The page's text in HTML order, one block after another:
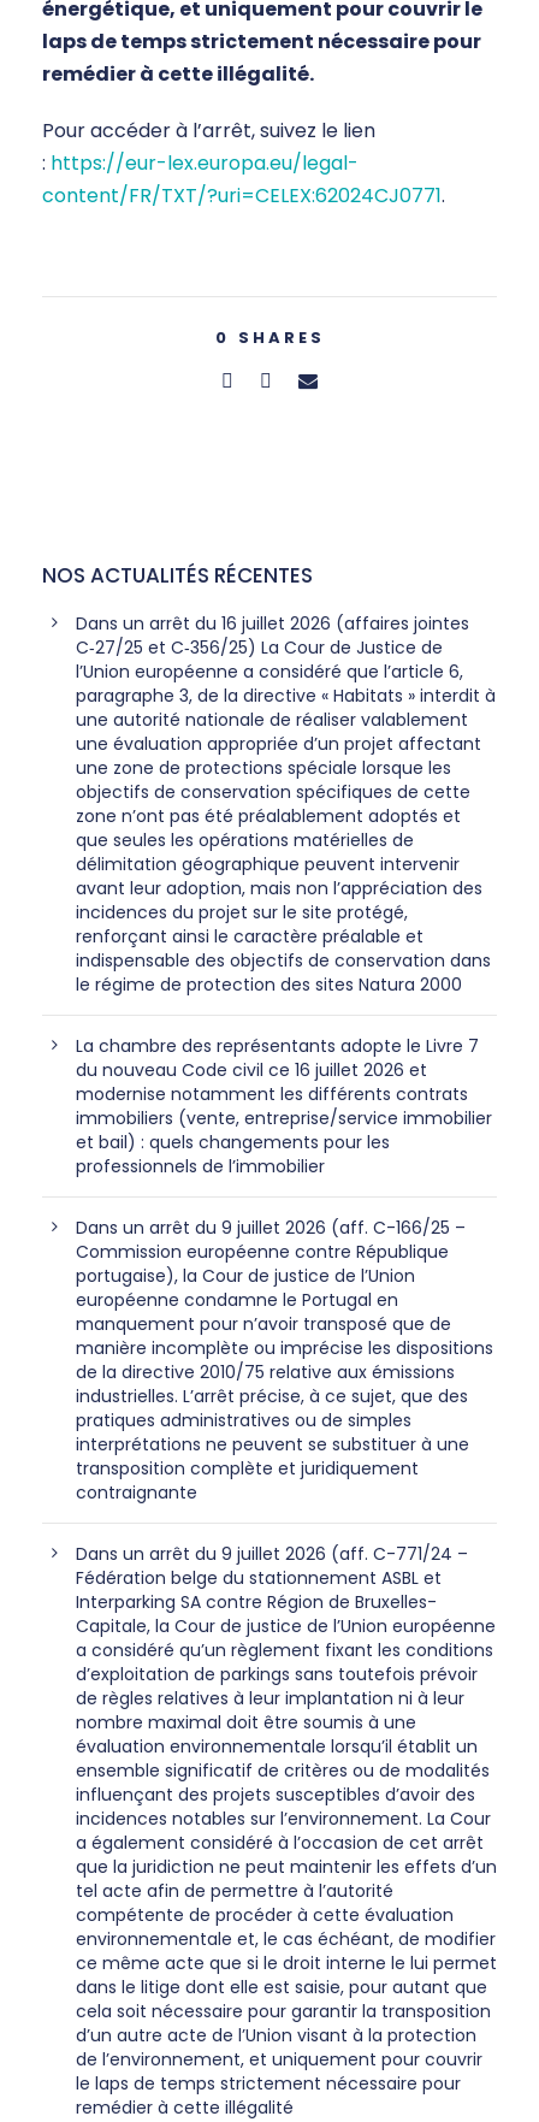
énergétique, et uniquement pour couvrir le
laps de temps strictement nécessaire pour
remédier à cette illégalité.
Pour accéder à l’arrêt, suivez le lien
: https://eur-lex.europa.eu/legal-
content/FR/TXT/?uri=CELEX:62024CJ0771.
0 SHARES
NOS ACTUALITÉS RÉCENTES
Dans un arrêt du 16 juillet 2026 (affaires jointes
C‑27/25 et C‑356/25) La Cour de Justice de
l’Union européenne a considéré que l’article 6,
paragraphe 3, de la directive « Habitats » interdit à
une autorité nationale de réaliser valablement
une évaluation appropriée d’un projet affectant
une zone de protections spéciale lorsque les
objectifs de conservation spécifiques de cette
zone n’ont pas été préalablement adoptés et
que seules les opérations matérielles de
délimitation géographique peuvent intervenir
avant leur adoption, mais non l’appréciation des
incidences du projet sur le site protégé,
renforçant ainsi le caractère préalable et
indispensable des objectifs de conservation dans
le régime de protection des sites Natura 2000
La chambre des représentants adopte le Livre 7
du nouveau Code civil ce 16 juillet 2026 et
modernise notamment les différents contrats
immobiliers (vente, entreprise/service immobilier
et bail) : quels changements pour les
professionnels de l’immobilier
Dans un arrêt du 9 juillet 2026 (aff. C-166/25 –
Commission européenne contre République
portugaise), la Cour de justice de l’Union
européenne condamne le Portugal en
manquement pour n’avoir transposé que de
manière incomplète ou imprécise les dispositions
de la directive 2010/75 relative aux émissions
industrielles. L’arrêt précise, à ce sujet, que des
pratiques administratives ou de simples
interprétations ne peuvent se substituer à une
transposition complète et juridiquement
contraignante
Dans un arrêt du 9 juillet 2026 (aff. C-771/24 –
Fédération belge du stationnement ASBL et
Interparking SA contre Région de Bruxelles-
Capitale, la Cour de justice de l’Union européenne
a considéré qu’un règlement fixant les conditions
d’exploitation de parkings sans toutefois prévoir
de règles relatives à leur implantation ni à leur
nombre maximal doit être soumis à une
évaluation environnementale lorsqu’il établit un
ensemble significatif de critères ou de modalités
influençant des projets susceptibles d’avoir des
incidences notables sur l’environnement. La Cour
a également considéré à l’occasion de cet arrêt
que la juridiction ne peut maintenir les effets d’un
tel acte afin de permettre à l’autorité
compétente de procéder à cette évaluation
environnementale et, le cas échéant, de modifier
ce même acte que si le droit interne le lui permet
dans le litige dont elle est saisie, pour autant que
cela soit nécessaire pour garantir la transposition
d’un autre acte de l’Union visant à la protection
de l’environnement, et uniquement pour couvrir
le laps de temps strictement nécessaire pour
remédier à cette illégalité